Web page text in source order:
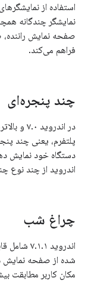
استفاده از
نمایشگر چندگانه
صفحه نمایش
فراهم می‌کند.
چند پنجره‌ای
در
پلتفرم، یعنی چند
دستگاه خود نمایش
اندروید از چند نوع
چراغ شب
اندروید
شده از صفحه نمایش